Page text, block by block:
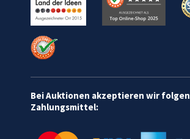
Bei Auktionen akzeptieren wir
Zahlungsmittel: